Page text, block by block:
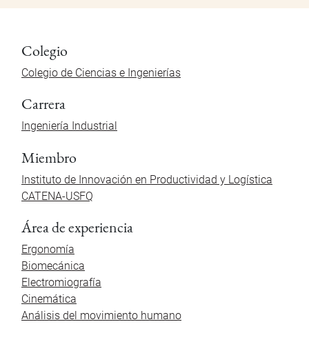
Colegio
Colegio de Ciencias e Ingenierías
Carrera
Ingeniería Industrial
Miembro
Instituto de Innovación en Productividad y Logística
CATENA-USFQ
Área de experiencia
Ergonomía
Biomecánica
Electromiografía
Cinemática
Análisis del movimiento humano